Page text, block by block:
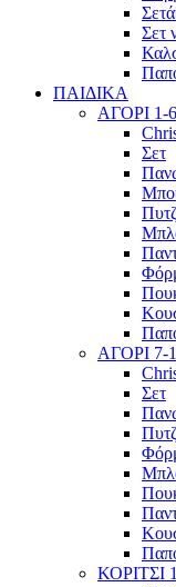
Σετ
ΠΑΙΔΙΚΑ
ΑΓΟΡΙ 1-6
Σετ
ΑΓΟΡΙ 7-
Σετ
ΚΟΡΙΤΣΙ